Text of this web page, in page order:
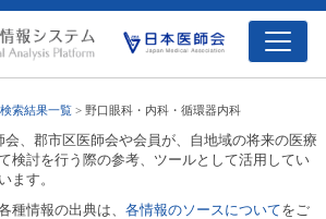
検索結果一覧 > 野口眼科・内科・循環器内科
会、郡市区医師会や会員が、自地域の将来の医療
検討を行う際の参考、ツールとして活用してい
ます。
種情報の出典は、各情報のソースについてをご